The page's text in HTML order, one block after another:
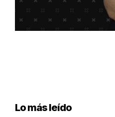
Lo más leído